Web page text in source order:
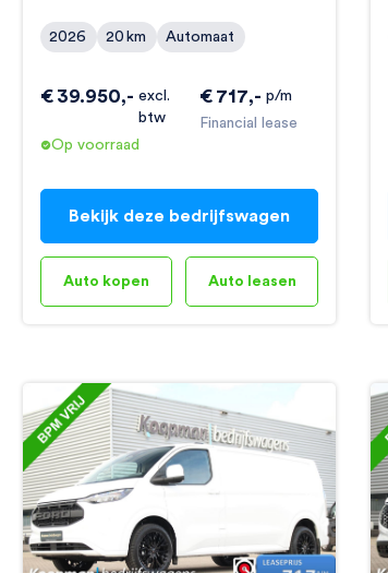
2026 20 km Automaat
€ 717,- p/m
Financial lease
€ 39.950,- excl.
btw
Op voorraad
Bekijk deze bedrijfswagen
Auto kopen Auto leasen